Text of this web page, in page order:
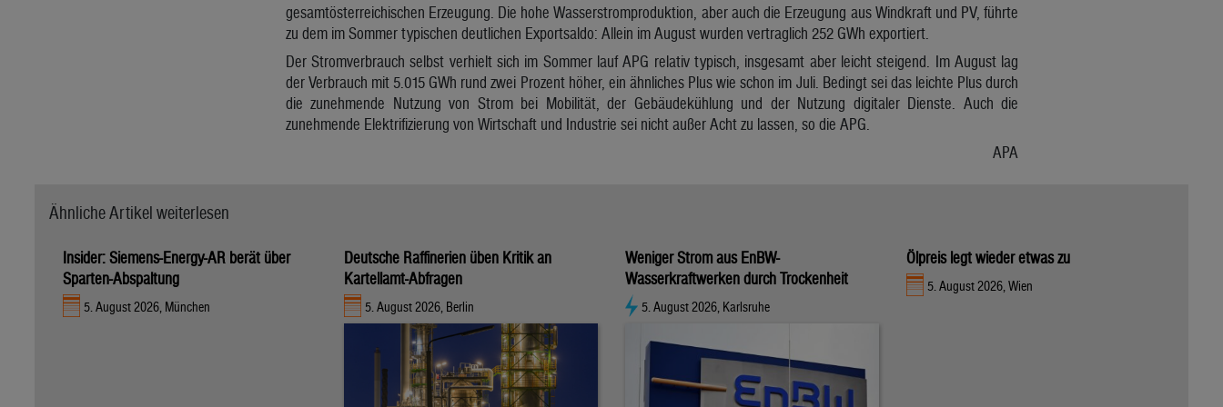
gesamtösterreichischen Erzeugung. Die hohe Wasserstromproduktion, aber auch die Erzeugung aus Windkraft und PV, führte
zu dem im Sommer typischen deutlichen Exportsaldo: Allein im August wurden vertraglich 252 GWh exportiert.
Der Stromverbrauch selbst verhielt sich im Sommer lauf APG relativ typisch, insgesamt aber leicht steigend. Im August lag
der Verbrauch mit 5.015 GWh rund zwei Prozent höher, ein ähnliches Plus wie schon im Juli. Bedingt sei das leichte Plus durch
die zunehmende Nutzung von Strom bei Mobilität, der Gebäudekühlung und der Nutzung digitaler Dienste. Auch die
zunehmende Elektrifizierung von Wirtschaft und Industrie sei nicht außer Acht zu lassen, so die APG.
APA
Ähnliche Artikel weiterlesen
Insider: Siemens-Energy-AR berät über
Sparten-Abspaltung
5. August 2026, München
Deutsche Raffinerien üben Kritik an
Kartellamt-Abfragen
5. August 2026, Berlin
Weniger Strom aus EnBW-
Wasserkraftwerken durch Trockenheit
5. August 2026, Karlsruhe
Ölpreis legt wieder etwas zu
5. August 2026, Wien